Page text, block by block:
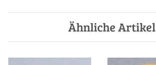
Ähnliche Artikel